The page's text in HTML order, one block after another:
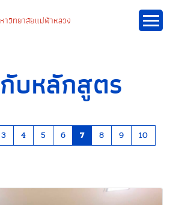
บหลักสูตร
3 4 5 6 7 8 9
10